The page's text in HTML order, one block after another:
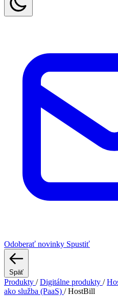
Odoberať novinky Spustiť
Späť
Produkty / Digitálne produkty /
ako služba (PaaS) / HostBill